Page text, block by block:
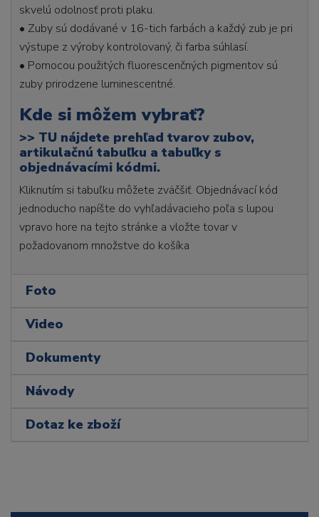
skvelú odolnosť proti plaku.
• Zuby sú dodávané v 16-tich farbách a každý zub je pri
výstupe z výroby kontrolovaný, či farba súhlasí.
• Pomocou použitých fluorescenčných pigmentov sú
zuby prirodzene luminescentné.
Kde si môžem vybrať?
>> TU nájdete prehľad tvarov zubov,
artikulačnú tabuľku a tabuľky s
objednávacími kódmi.
Kliknutím si tabuľku môžete zväčšiť. Objednávací kód
jednoducho napíšte do vyhľadávacieho poľa s lupou
vpravo hore na tejto stránke a vložte tovar v
požadovanom množstve do košíka
Foto
Video
Dokumenty
Návody
Dotaz ke zboží